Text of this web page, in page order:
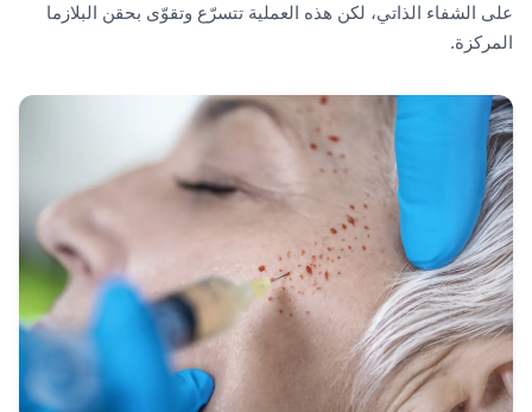
على الشفاء الذاتي، لكن هذه العملية تتسرّع وتقوّى بحقن البلازما
المركزة.